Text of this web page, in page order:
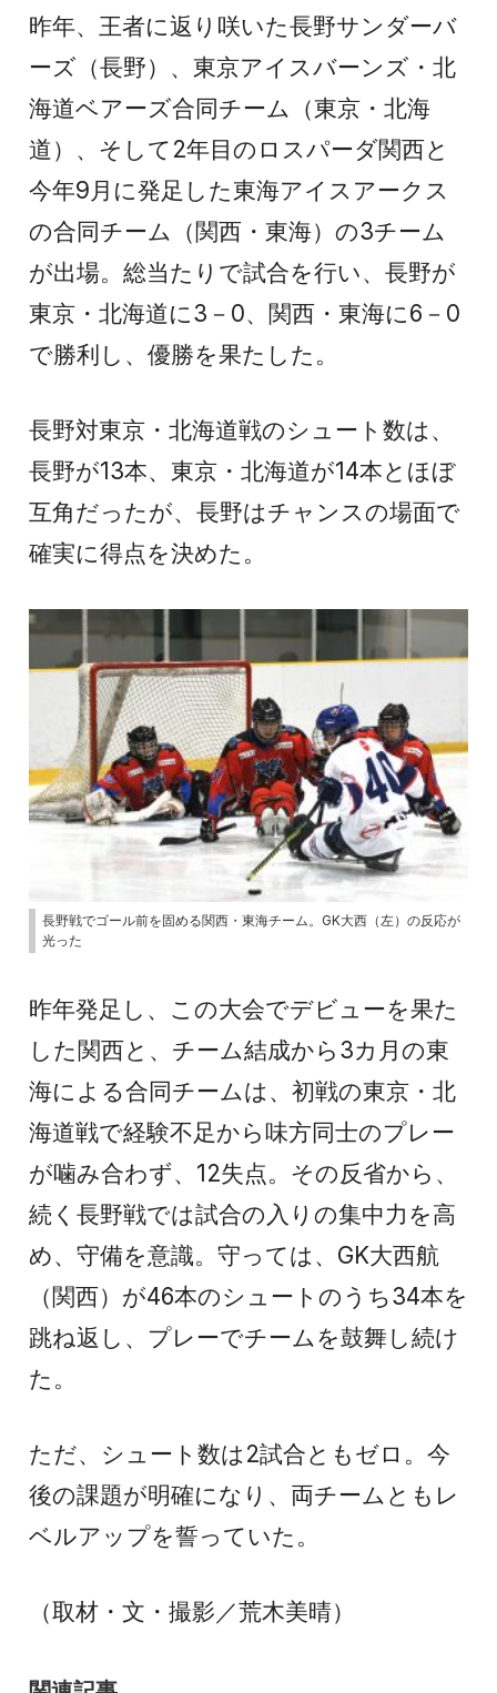
昨年、王者に返り咲いた長野サンダーバ
ーズ（長野）、東京アイスバーンズ・北
海道ベアーズ合同チーム（東京・北海
道）、そして2年目のロスパーダ関西と
今年9月に発足した東海アイスアークス
の合同チーム（関西・東海）の3チーム
が出場。総当たりで試合を行い、長野が
東京・北海道に3－0、関西・東海に6－0
で勝利し、優勝を果たした。
長野対東京・北海道戦のシュート数は、
長野が13本、東京・北海道が14本とほぼ
互角だったが、長野はチャンスの場面で
確実に得点を決めた。
長野戦でゴール前を固める関西・東海チーム。GK大西（左）の反応が
光った
昨年発足し、この大会でデビューを果た
した関西と、チーム結成から3カ月の東
海による合同チームは、初戦の東京・北
海道戦で経験不足から味方同士のプレー
が噛み合わず、12失点。その反省から、
続く長野戦では試合の入りの集中力を高
め、守備を意識。守っては、GK大西航
（関西）が46本のシュートのうち34本を
跳ね返し、プレーでチームを鼓舞し続け
た。
ただ、シュート数は2試合ともゼロ。今
後の課題が明確になり、両チームともレ
ベルアップを誓っていた。
（取材・文・撮影／荒木美晴）